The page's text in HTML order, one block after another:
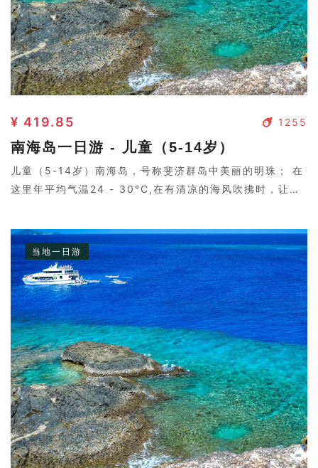
1255
¥ 419.85
南海岛一日游 - 儿童（5-14岁）
儿童（5-14岁）南海岛，号称斐济群岛中美丽的明珠； 在
这里年平均气温24 - 30°C,在有清凉的海风吹拂时，让您
当地一日游